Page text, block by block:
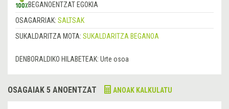
BEGANOENTZAT EGOKIA
OSAGARRIAK: SALTSAK
SUKALDARITZA MOTA: SUKALDARITZA BEGANOA
DENBORALDIKO HILABETEAK: Urte osoa
OSAGAIAK 5 ANOENTZAT ANOAK KALKULATU